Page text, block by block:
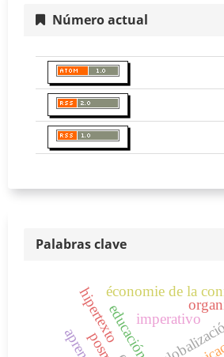
Número actual
Palabras clave
économie de la
imperativo
hipertexto